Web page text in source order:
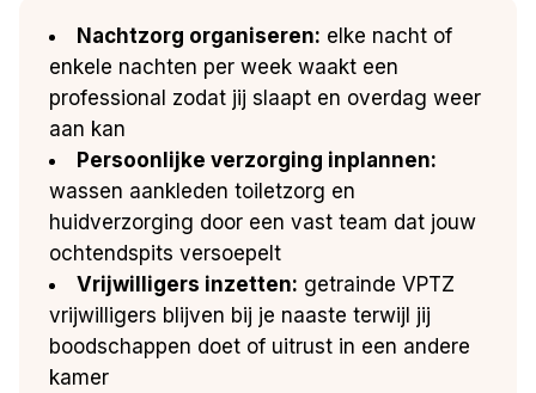
Nachtzorg organiseren: elke nacht of
enkele nachten per week waakt een
professional zodat jij slaapt en overdag weer
aan kan
Persoonlijke verzorging inplannen:
wassen aankleden toiletzorg en
huidverzorging door een vast team dat jouw
ochtendspits versoepelt
Vrijwilligers inzetten: getrainde VPTZ
vrijwilligers blijven bij je naaste terwijl jij
boodschappen doet of uitrust in een andere
kamer